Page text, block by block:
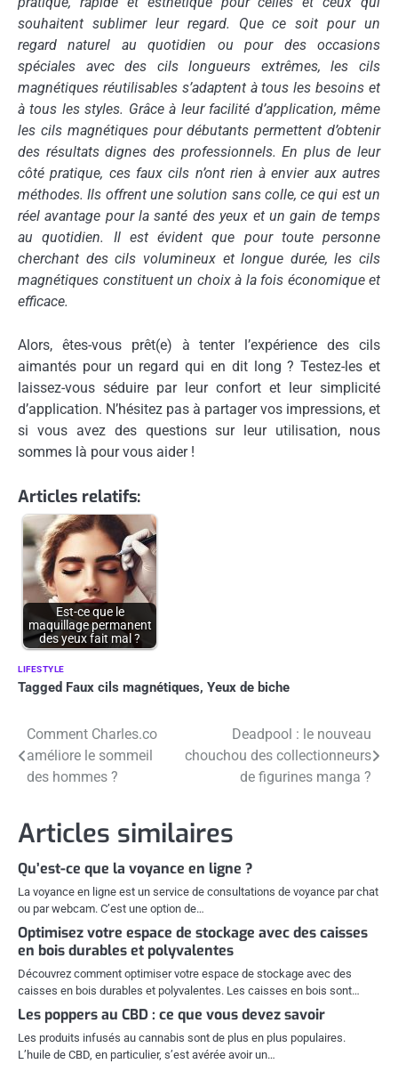
souhaitent sublimer leur regard. Que ce soit pour un
regard naturel au quotidien ou pour des occasions
spéciales avec des cils longueurs extrêmes, les cils
magnétiques réutilisables s’adaptent à tous les besoins et
à tous les styles. Grâce à leur facilité d’application, même
les cils magnétiques pour débutants permettent d’obtenir
des résultats dignes des professionnels. En plus de leur
côté pratique, ces faux cils n’ont rien à envier aux autres
méthodes. Ils offrent une solution sans colle, ce qui est un
réel avantage pour la santé des yeux et un gain de temps
au quotidien. Il est évident que pour toute personne
cherchant des cils volumineux et longue durée, les cils
magnétiques constituent un choix à la fois économique et
efficace.
Alors, êtes-vous prêt(e) à tenter l’expérience des cils
aimantés pour un regard qui en dit long ? Testez-les et
laissez-vous séduire par leur confort et leur simplicité
d’application. N’hésitez pas à partager vos impressions, et
si vous avez des questions sur leur utilisation, nous
sommes là pour vous aider !
Articles relatifs:
Est-ce que le
maquillage permanent
des yeux fait mal ?
LIFESTYLE
Tagged Faux cils magnétiques, Yeux de biche
Navigation
de
Comment Charles.co
améliore le sommeil
des hommes ?
Deadpool : le nouveau
chouchou des collectionneurs
de figurines manga ?
Articles similaires
Qu’est-ce que la voyance en ligne ?
La voyance en ligne est un service de consultations de voyance par chat
ou par webcam. C’est une option de…
Optimisez votre espace de stockage avec des caisses
en bois durables et polyvalentes
Découvrez comment optimiser votre espace de stockage avec des
caisses en bois durables et polyvalentes. Les caisses en bois sont…
Les poppers au CBD : ce que vous devez savoir
Les produits infusés au cannabis sont de plus en plus populaires.
L’huile de CBD, en particulier, s’est avérée avoir un…